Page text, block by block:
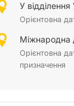
У
Орієнтовна
Міжнародна
Орієнтовна
призначення